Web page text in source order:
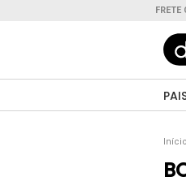
FRETE
Início